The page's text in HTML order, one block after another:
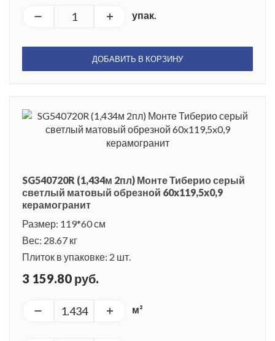
упак.
ДОБАВИТЬ В КОРЗИНУ
SG540720R (1,434м 2пл) Монте Тиберио серый
светлый матовый обрезной 60x119,5x0,9
керамогранит
Размер: 119*60 см
Вес: 28.67 кг
Плиток в упаковке: 2 шт.
3 159.80 руб.
м²